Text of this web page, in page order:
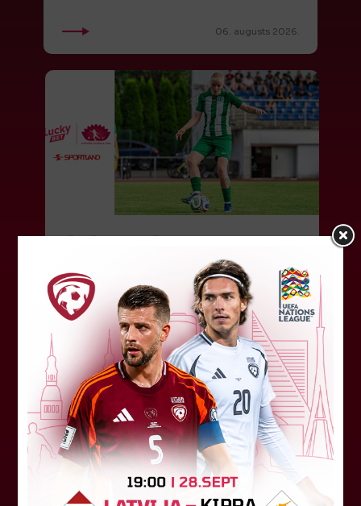
06. augusts 2026.
Jūlijā par labāko "LuckyBet" SFL
Par "LuckyBet" Sieviešu futbola līgas jūnija
labāko spēlētāju atzīta FS "Metta" spēlētāja
Keita Zviedre. Uzvarētāja tika noskaidrota
balsojumā, kurā tika apkopotas...
06. augusts 2026.